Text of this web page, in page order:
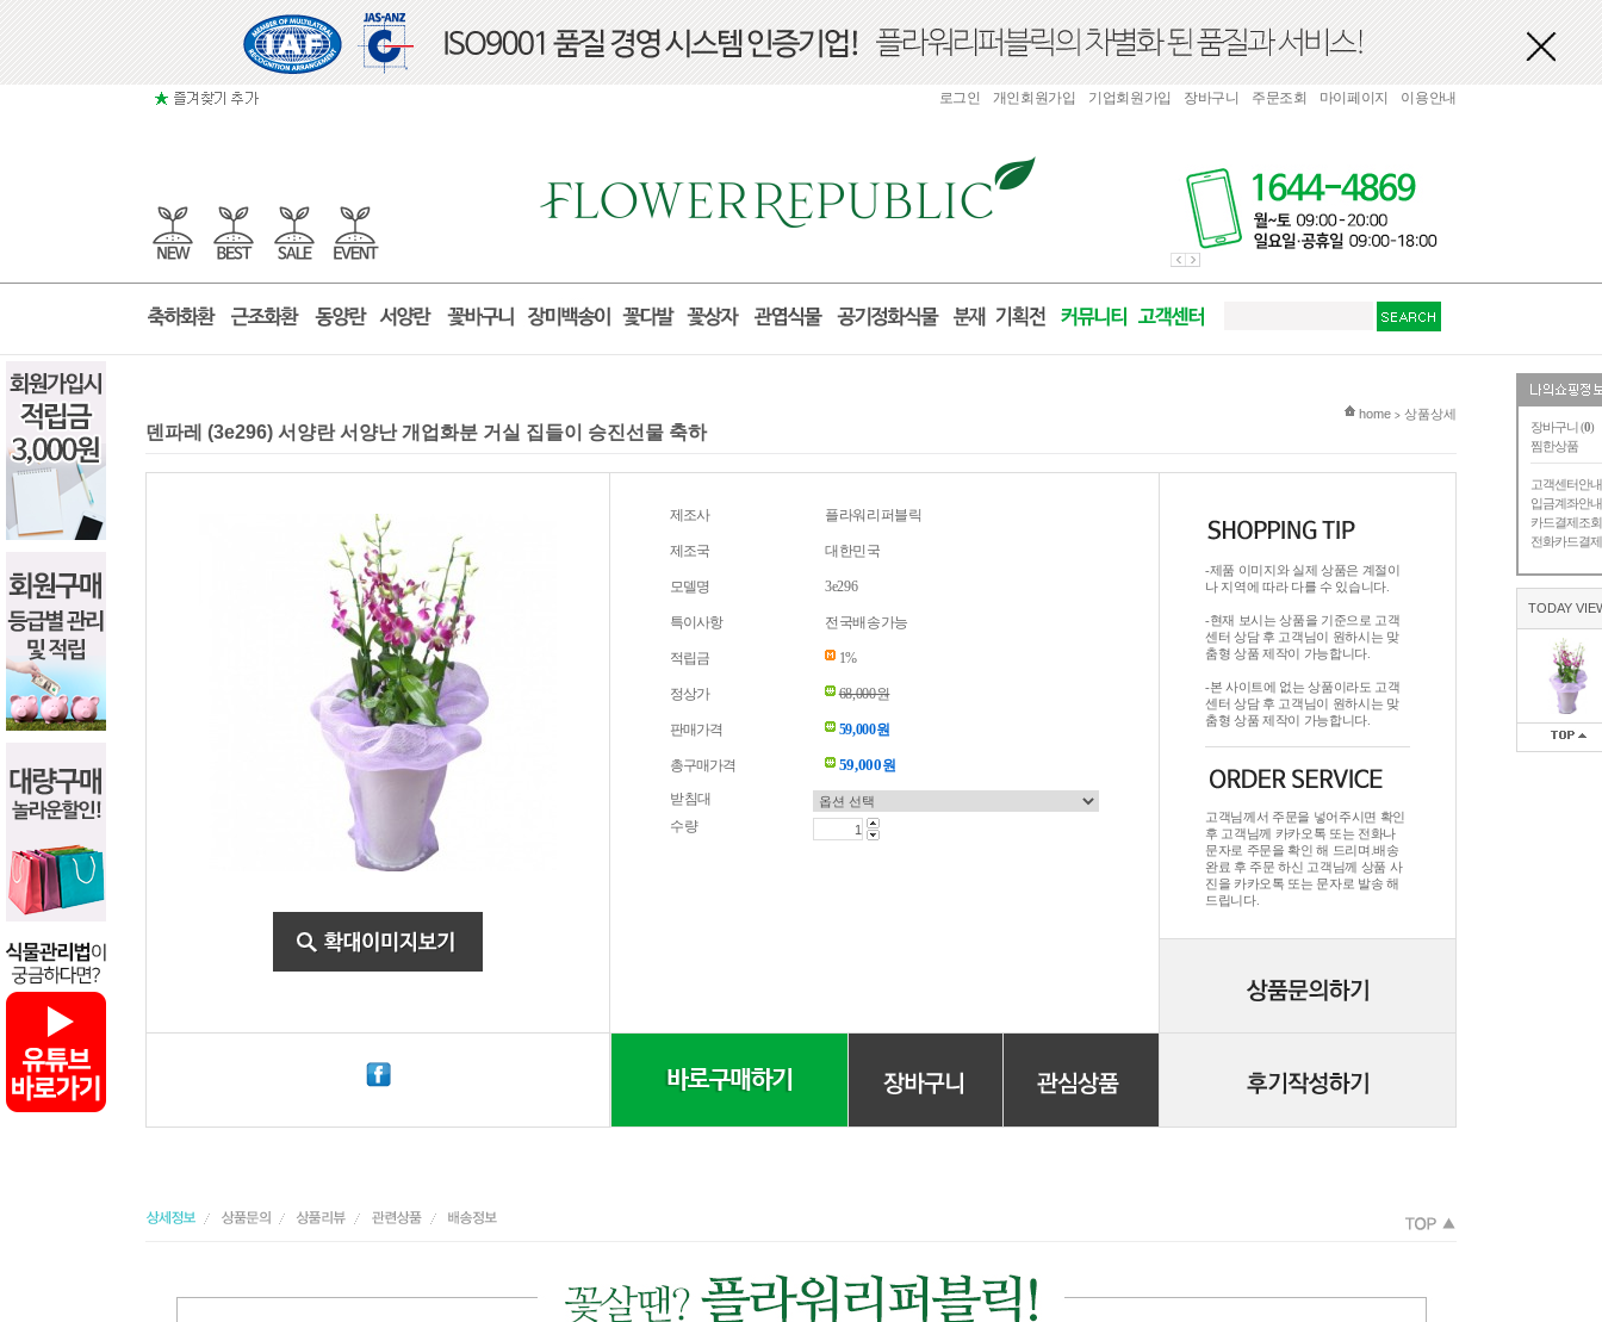
장바구니 (0)
찜한상품
고객센터안내
입금계좌안내
카드결제조회
전화카드결제
TODAY
로그인 개인회원가입 기업회원가입 장바구니 주문조회 마이페이지 이용안내
현재 위치
home > 상품상세
덴파레 (3e296) 서양란 서양난 개업화분 거실 집들이 승진선물 축하
제조사 플라워리퍼블릭
제조국 대한민국
모델명 3e296
특이사항 전국배송가능
적립금 1%
정상가 68,000원
판매가격 59,000원
총구매가격 59,000원
받침대
수량
-제품 이미지와 실제 상품은 계절이
나 지역에 따라 다를 수 있습니다.
-현재 보시는 상품을 기준으로 고객
센터 상담 후 고객님이 원하시는 맞
춤형 상품 제작이 가능합니다.
-본 사이트에 없는 상품이라도 고객
센터 상담 후 고객님이 원하시는 맞
춤형 상품 제작이 가능합니다.
고객님께서 주문을 넣어주시면 확인
후 고객님께 카카오톡 또는 전화나
문자로 주문을 확인 해 드리며.배송
완료 후 주문 하신 고객님께 상품 사
진을 카카오톡 또는 문자로 발송 해
드립니다.